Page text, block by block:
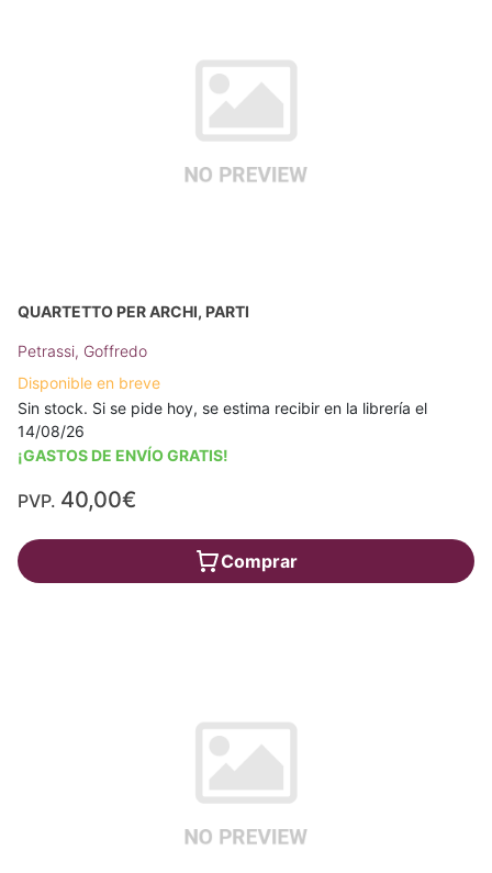
QUARTETTO PER ARCHI, PARTI
Petrassi, Goffredo
Disponible en breve
Sin stock. Si se pide hoy, se estima recibir en la librería el
14/08/26
¡GASTOS DE ENVÍO GRATIS!
PVP. 40,00€
Comprar